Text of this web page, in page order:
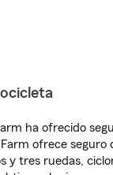
ha ofrecido
ofrece
y tres ruedas,